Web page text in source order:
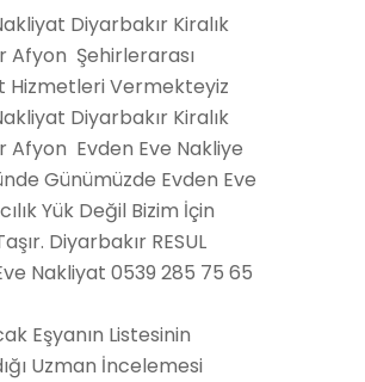
Diyarbakır Kiralık
Afyon Şehirlerarası
Hizmetleri Vermekteyiz
Diyarbakır Kiralık
Afyon Evden Eve Nakliye
Günümüzde Evden Eve
Yük Değil Bizim İçin
Diyarbakır RESUL
Nakliyat 0539 285 75 65
Eşyanın Listesinin
Uzman İncelemesi